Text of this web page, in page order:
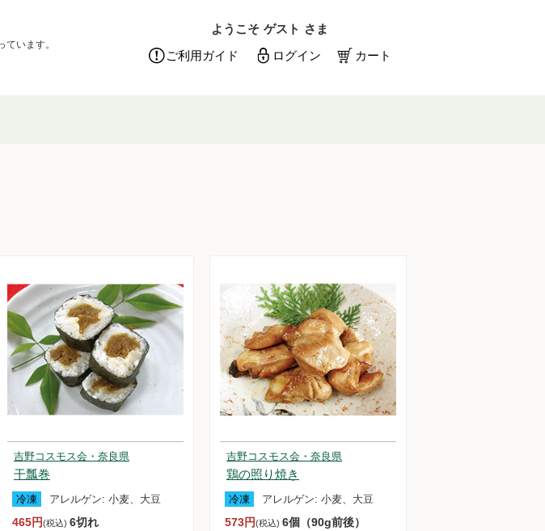
います。
ようこそ ゲスト さま
ご利用ガイド
ログイン カート
初めての方へ
新規一般会員登録
吉野コスモス会・奈良県
干瓢巻
冷凍 アレルゲン: 小麦、大豆
465円(税込) 6切れ
吉野コスモス会・奈良県
鶏の照り焼き
冷凍 アレルゲン: 小麦、大豆
573円(税込) 6個（90g前後）